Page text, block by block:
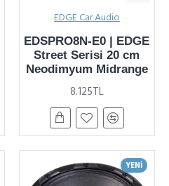
EDGE Car Audio
EDSPRO8N-E0 | EDGE
Street Serisi 20 cm
Neodimyum Midrange
8.125TL
YENI